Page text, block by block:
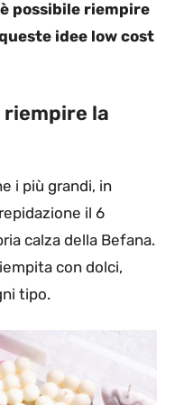
possibile riempire
idee low cost
riempire la
i più grandi, in
il 6
calza della Befana.
con dolci,
tipo.